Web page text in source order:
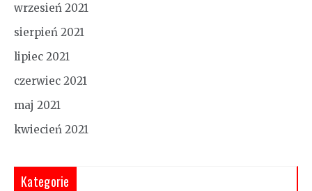
wrzesień 2021
sierpień 2021
lipiec 2021
czerwiec 2021
maj 2021
kwiecień 2021
Kategorie